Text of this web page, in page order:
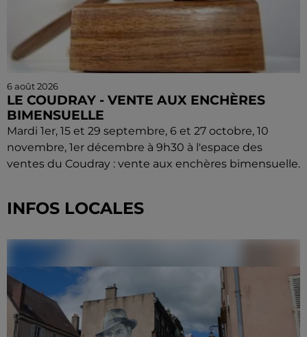
6 août 2026
LE COUDRAY - VENTE AUX ENCHÈRES
BIMENSUELLE
Mardi 1er, 15 et 29 septembre, 6 et 27 octobre, 10
novembre, 1er décembre à 9h30 à l'espace des
ventes du Coudray : vente aux enchères bimensuelle.
INFOS LOCALES